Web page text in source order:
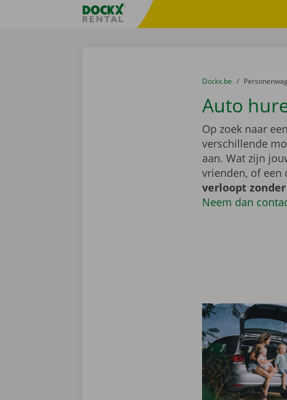
Taalselectie overslaanFratello DEMO
U bevindt zich hier:
van
Dockx.be naar
Auto
Op zoek naar
verschillende
aan. Wat zijn
vrienden, of een
verloopt
Neem dan